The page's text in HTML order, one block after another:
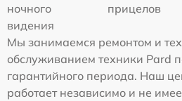
ночного
видения
прицелов
Мы занимаемся ремонтом и
обслуживанием техники Pard
гарантийного периода. Наш
работает независимо и не